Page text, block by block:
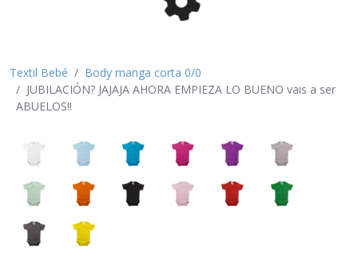
Textil Bebé
Body manga corta 0/0
JUBILACIÓN? JAJAJA AHORA EMPIEZA LO BUENO vais a ser
ABUELOS!!